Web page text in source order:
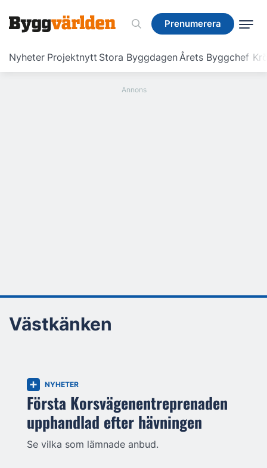
Prenumerera
Nyheter Projektnytt Stora ByggdagenÅrets Byggchef
Prenumerera
Västkänken
NYHETER
Första Korsvägenentreprenaden
upphandlad efter hävningen
Se vilka som lämnade anbud.